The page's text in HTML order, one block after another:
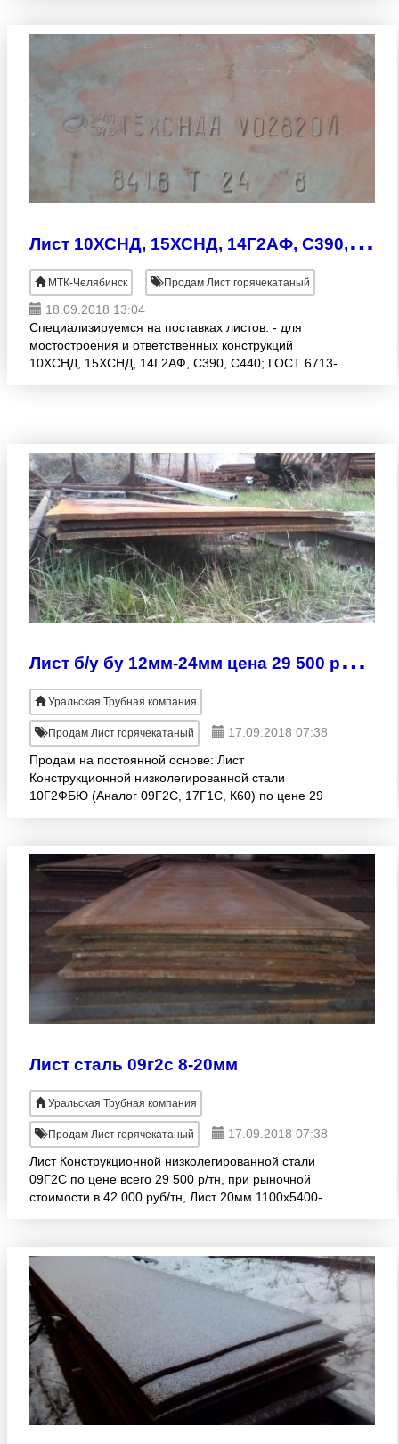
Л
ист 10ХСНД, 15ХСНД, 14Г2АФ, C390, С440
MTК-Челябинск Продам Лист горячекатаный
18.09.2018 13:04
Специализируемся на поставках листов: - для
мостостроения и ответственных конструкций
10ХСНД, 15ХСНД, 14Г2АФ, С390, С440; ГОСТ 6713-
Л
ист б/у бу 12мм-24мм цена 29 500 руб/тн с НДС. Сталь 09Г2С, сталь 3, сталь 17Г1С, 10Г2ФБЮ
Уральская Трубная компания
Продам Лист горячекатаный
17.09.2018 07:38
Продам на постоянной основе: Лист
Конструкционной низколегированной стали
10Г2ФБЮ (Аналог 09Г2С, 17Г1С, К60) по цене 29
Лист сталь 09г2с 8-20мм
Уральская Трубная компания
Продам Лист горячекатаный
17.09.2018 07:38
Лист Конструкционной низколегированной стали
09Г2С по цене всего 29 500 р/тн, при рыночной
стоимости в 42 000 руб/тн, Лист 20мм 1100х5400-